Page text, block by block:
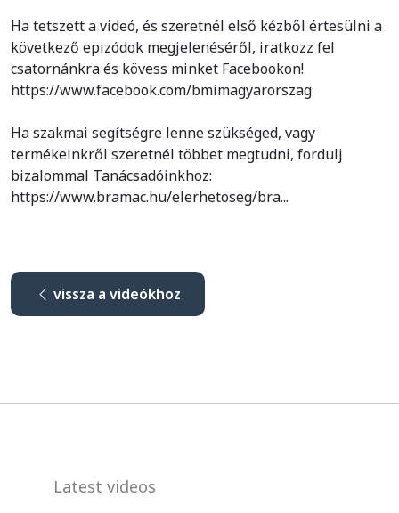
Ha tetszett a videó, és szeretnél első kézből értesülni a
következő epizódok megjelenéséről, iratkozz fel
csatornánkra és kövess minket Facebookon!
https://www.facebook.com/bmimagyarorszag
Ha szakmai segítségre lenne szükséged, vagy
termékeinkről szeretnél többet megtudni, fordulj
bizalommal Tanácsadóinkhoz:
https://www.bramac.hu/elerhetoseg/bra...
vissza a videókhoz
Latest videos